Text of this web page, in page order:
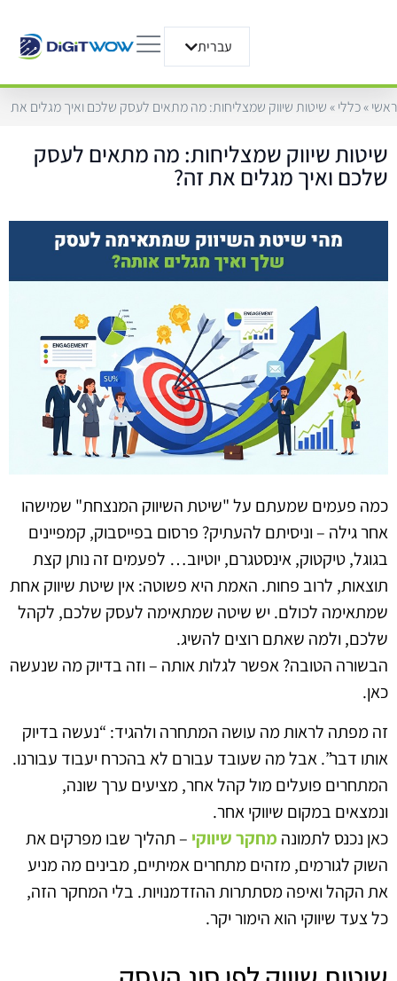
עבריתEnglish
ראשי»כללי»שיטות שיווק שמצליחות: מה מתאים לעסק שלכם ואיך מגלים את
שיטות שיווק שמצליחות: מה מתאים לעסק
שלכם ואיך מגלים את זה?
כמה פעמים שמעתם על "שיטת השיווק המנצחת" שמישהו
אחר גילה – וניסיתם להעתיק? פרסום בפייסבוק, קמפיינים
בגוגל, טיקטוק, אינסטגרם, יוטיוב… לפעמים זה נותן קצת
תוצאות, לרוב פחות. האמת היא פשוטה: אין שיטת שיווק אחת
שמתאימה לכולם. יש שיטה שמתאימה לעסק שלכם, לקהל
שלכם, ולמה שאתם רוצים להשיג.
הבשורה הטובה? אפשר לגלות אותה – וזה בדיוק מה שנעשה
כאן.
זה מפתה לראות מה עושה המתחרה ולהגיד: “נעשה בדיוק
אותו דבר”. אבל מה שעובד עבורם לא בהכרח יעבוד עבורנו.
המתחרים פועלים מול קהל אחר, מציעים ערך שונה,
ונמצאים במקום שיווקי אחר.
כאן נכנס לתמונה מחקר שיווקי – תהליך שבו מפרקים את
השוק לגורמים, מזהים מתחרים אמיתיים, מבינים מה מניע
את הקהל ואיפה מסתתרות ההזדמנויות. בלי המחקר הזה,
כל צעד שיווקי הוא הימור יקר.